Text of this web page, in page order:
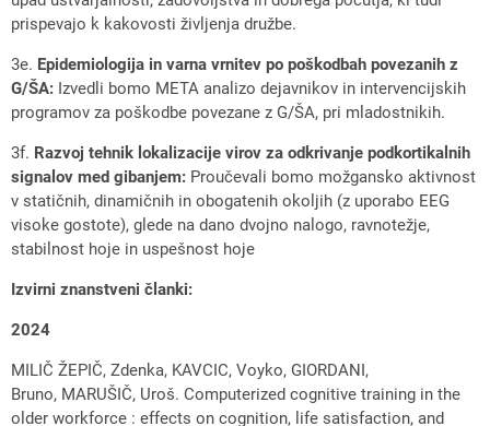
prispevajo k kakovosti življenja družbe.
3e. Epidemiologija in varna vrnitev po poškodbah povezanih z
G/ŠA: Izvedli bomo META analizo dejavnikov in intervencijskih
programov za poškodbe povezane z G/ŠA, pri mladostnikih.
3f. Razvoj tehnik lokalizacije virov za odkrivanje podkortikalnih
signalov med gibanjem: Proučevali bomo možgansko aktivnost
v statičnih, dinamičnih in obogatenih okoljih (z uporabo EEG
visoke gostote), glede na dano dvojno nalogo, ravnotežje,
stabilnost hoje in uspešnost hoje
Izvirni znanstveni članki:
2024
MILIČ ŽEPIČ, Zdenka, KAVCIC, Voyko, GIORDANI,
Bruno, MARUŠIČ, Uroš. Computerized cognitive training in the
older workforce : effects on cognition, life satisfaction, and